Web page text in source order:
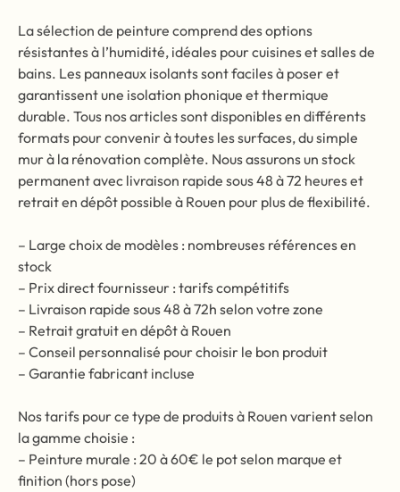
La sélection de peinture comprend des options
résistantes à l’humidité, idéales pour cuisines et salles de
bains. Les panneaux isolants sont faciles à poser et
garantissent une isolation phonique et thermique
durable. Tous nos articles sont disponibles en différents
formats pour convenir à toutes les surfaces, du simple
mur à la rénovation complète. Nous assurons un stock
permanent avec livraison rapide sous 48 à 72 heures et
retrait en dépôt possible à Rouen pour plus de flexibilité.
– Large choix de modèles : nombreuses références en
stock
– Prix direct fournisseur : tarifs compétitifs
– Livraison rapide sous 48 à 72h selon votre zone
– Retrait gratuit en dépôt à Rouen
– Conseil personnalisé pour choisir le bon produit
– Garantie fabricant incluse
Nos tarifs pour ce type de produits à Rouen varient selon
la gamme choisie :
– Peinture murale : 20 à 60€ le pot selon marque et
finition (hors pose)